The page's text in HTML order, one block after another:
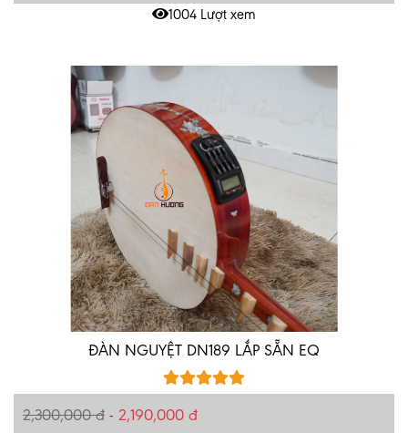
1004 Lượt xem
ĐÀN NGUYỆT DN189 LẮP SẴN EQ
2,300,000 đ - 2,190,000 đ